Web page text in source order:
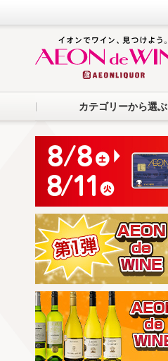
カテゴリーから選ぶ